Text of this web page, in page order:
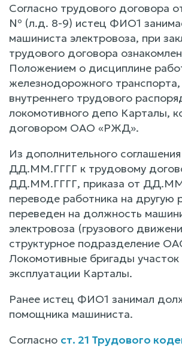
Согласно трудового
№ (л.д. 8-9) истец ФИО1
машиниста электровоза, при
трудового договора
Положением о дисциплине
железнодорожного
внутреннего трудового
локомотивного депо Карталы,
договором ОАО «РЖД».
Из дополнительного
ДД.ММ.ГГГГ к трудовому
ДД.ММ.ГГГГ, приказа от
переводе работника на другую
переведен на должность
электровоза (грузового
структурное подразделение
Локомотивные бригады участок
эксплуатации Карталы.
Ранее истец ФИО1 занимал
помощника машиниста.
Согласно ст. 21 Трудового